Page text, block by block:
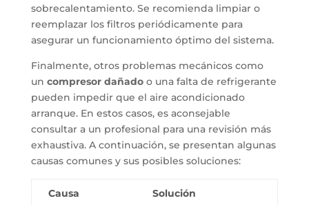
sobrecalentamiento. Se recomienda limpiar o
reemplazar los filtros periódicamente para
asegurar un funcionamiento óptimo del sistema.
Finalmente, otros problemas mecánicos como
un compresor dañadoo una falta de refrigerante
pueden impedir que el aire acondicionado
arranque. En estos casos, es aconsejable
consultar a un profesional para una revisión más
exhaustiva. A continuación, se presentan algunas
causas comunes y sus posibles soluciones:
Causa Solución